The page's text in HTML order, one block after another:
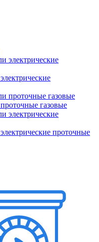
газовые
проточные